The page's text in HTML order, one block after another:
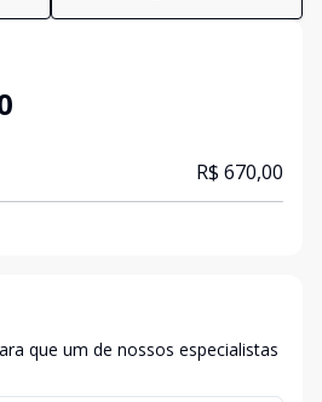
R$ 670,00
que um de nossos especialistas